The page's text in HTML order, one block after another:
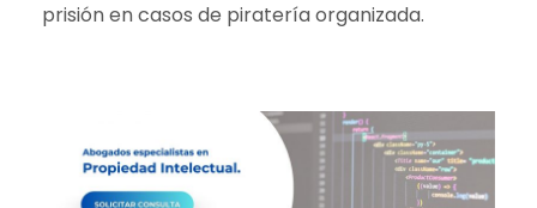
prisión en casos de piratería organizada.